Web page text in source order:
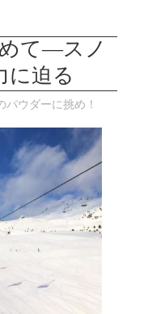
て―スノ
に迫る
ウダーに挑め！